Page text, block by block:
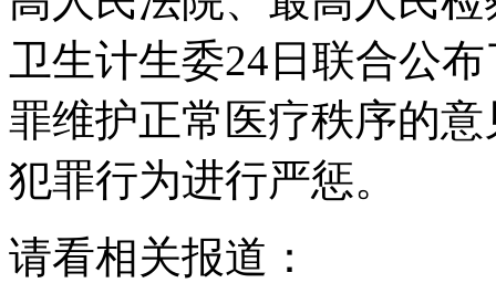
卫生计生委24日联合公
罪维护正常医疗秩序的
犯罪行为进行严惩。
请看相关报道：